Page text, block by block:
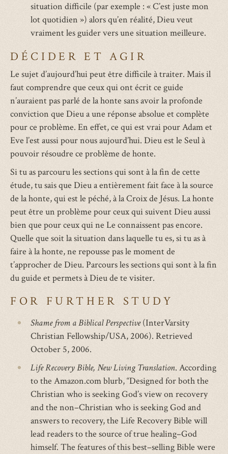
situation difficile (par exemple : « C’est juste mon
lot quotidien ») alors qu’en réalité, Dieu veut
vraiment les guider vers une situation meilleure.
DÉCIDER ET AGIR
Le sujet d’aujourd’hui peut être difficile à traiter. Mais il
faut comprendre que ceux qui ont écrit ce guide
n’auraient pas parlé de la honte sans avoir la profonde
conviction que Dieu a une réponse absolue et complète
pour ce problème. En effet, ce qui est vrai pour Adam et
Eve l’est aussi pour nous aujourd’hui. Dieu est le Seul à
pouvoir résoudre ce problème de honte.
Si tu as parcouru les sections qui sont à la fin de cette
étude, tu sais que Dieu a entièrement fait face à la source
de la honte, qui est le péché, à la Croix de Jésus. La honte
peut être un problème pour ceux qui suivent Dieu aussi
bien que pour ceux qui ne Le connaissent pas encore.
Quelle que soit la situation dans laquelle tu es, si tu as à
faire à la honte, ne repousse pas le moment de
t’approcher de Dieu. Parcours les sections qui sont à la fin
du guide et permets à Dieu de te visiter.
FOR FURTHER STUDY
Shame from a Biblical Perspective(InterVarsity
Christian Fellowship/USA, 2006). Retrieved
October 5, 2006.
Life Recovery Bible, New Living Translation. According
to the Amazon.com blurb, “Designed for both the
Christian who is seeking God’s view on recovery
and the non–Christian who is seeking God and
answers to recovery, the Life Recovery Bible will
lead readers to the source of true healing–God
himself. The features of this best–selling Bible were